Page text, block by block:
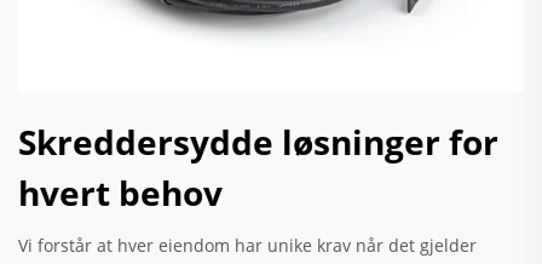
Skreddersydde løsninger for
hvert behov
Vi forstår at hver eiendom har unike krav når det gjelder